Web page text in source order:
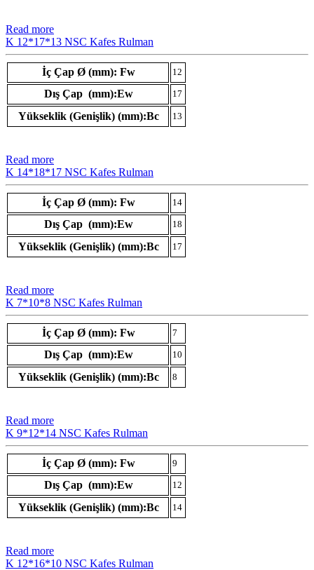
Read more
K 12*17*13 NSC Kafes Rulman
İç Çap Ø (mm): Fw 12
Dış Çap (mm):Ew 17
Yükseklik (Genişlik) (mm):Bc 13
Read more
K 14*18*17 NSC Kafes Rulman
İç Çap Ø (mm): Fw 14
Dış Çap (mm):Ew 18
Yükseklik (Genişlik) (mm):Bc 17
Read more
K 7*10*8 NSC Kafes Rulman
İç Çap Ø (mm): Fw 7
Dış Çap (mm):Ew 10
Yükseklik (Genişlik) (mm):Bc 8
Read more
K 9*12*14 NSC Kafes Rulman
İç Çap Ø (mm): Fw 9
Dış Çap (mm):Ew 12
Yükseklik (Genişlik) (mm):Bc 14
Read more
K 12*16*10 NSC Kafes Rulman